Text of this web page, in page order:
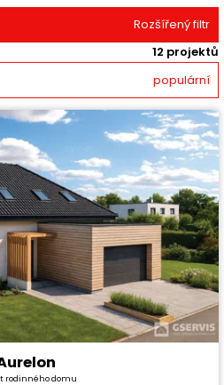
Rozšířený filtr
12 projektů
populární
rodinného domu